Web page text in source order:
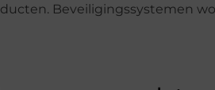
Beveiligingssystemen